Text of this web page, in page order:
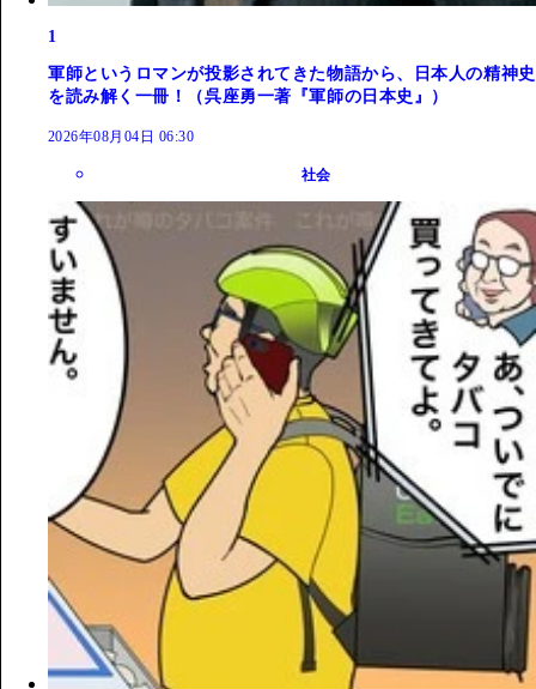
1
軍師というロマンが投影されてきた物語から、日本人の精神史
を読み解く一冊！（呉座勇一著『軍師の日本史』）
2026年08月04日 06:30
社会